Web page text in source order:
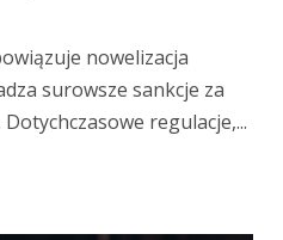
nowelizacja
surowsze sankcje za
regulacje,...